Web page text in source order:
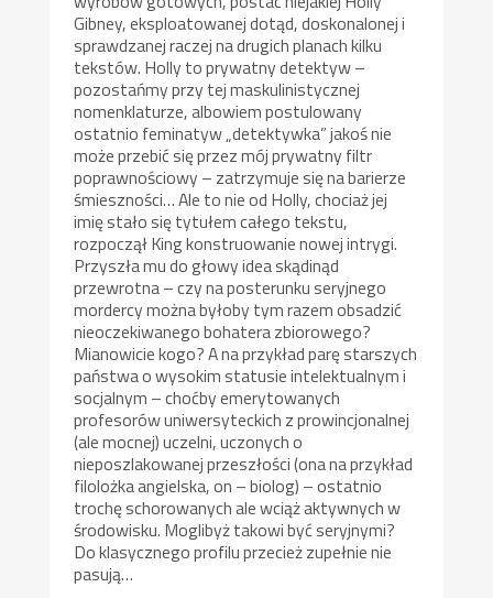
Gibney, eksploatowanej dotąd, doskonalonej i
sprawdzanej raczej na drugich planach kilku
tekstów. Holly to prywatny detektyw –
pozostańmy przy tej maskulinistycznej
nomenklaturze, albowiem postulowany
ostatnio feminatyw „detektywka” jakoś nie
może przebić się przez mój prywatny filtr
poprawnościowy – zatrzymuje się na barierze
śmieszności… Ale to nie od Holly, chociaż jej
imię stało się tytułem całego tekstu,
rozpoczął King konstruowanie nowej intrygi.
Przyszła mu do głowy idea skądinąd
przewrotna – czy na posterunku seryjnego
mordercy można byłoby tym razem obsadzić
nieoczekiwanego bohatera zbiorowego?
Mianowicie kogo? A na przykład parę starszych
państwa o wysokim statusie intelektualnym i
socjalnym – choćby emerytowanych
profesorów uniwersyteckich z prowincjonalnej
(ale mocnej) uczelni, uczonych o
nieposzlakowanej przeszłości (ona na przykład
filolożka angielska, on – biolog) – ostatnio
trochę schorowanych ale wciąż aktywnych w
środowisku. Moglibyż takowi być seryjnymi?
Do klasycznego profilu przecież zupełnie nie
pasują…